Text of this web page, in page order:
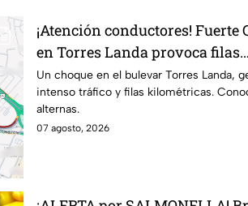
¡Atención conductores! Fuerte
en Torres Landa provoca filas
kilométricas a esta altura
Un choque en el bulevar Torres Landa,
intenso tráfico y filas kilométricas.
alternas.
07 agosto, 2026